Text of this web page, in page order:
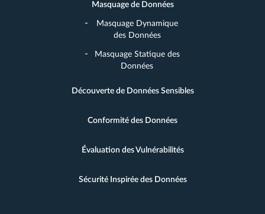
Masquage de Données
Masquage Dynamique
des Données
Masquage Statique des
Données
Découverte de Données Sensibles
Conformité des Données
Évaluation des Vulnérabilités
Sécurité Inspirée des Données